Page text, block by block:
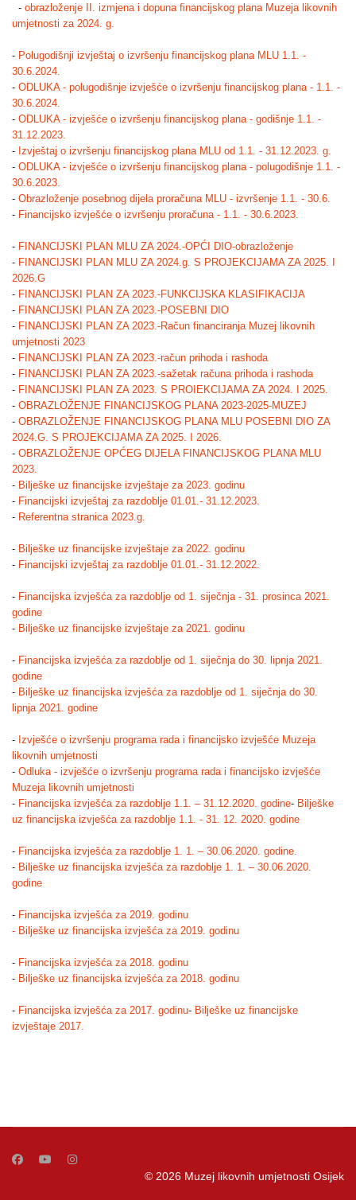
- obrazloženje II. izmjena i dopuna financijskog plana Muzeja likovnih
umjetnosti za 2024. g.
- Polugodišnji izvještaj o izvršenju financijskog plana MLU 1.1. -
30.6.2024.
- ODLUKA - polugodišnje izvješće o izvršenju financijskog plana - 1.1. -
30.6.2024.
- ODLUKA - izvješće o izvršenju financijskog plana - godišnje 1.1. -
31.12.2023.
- Izvještaj o izvršenju financijskog plana MLU od 1.1. - 31.12.2023. g.
- ODLUKA - izvješće o izvršenju financijskog plana - polugodišnje 1.1. -
30.6.2023.
- Obrazloženje posebnog dijela proračuna MLU - izvršenje 1.1. - 30.6.
- Financijsko izvješće o izvršenju proračuna - 1.1. - 30.6.2023.
- FINANCIJSKI PLAN MLU ZA 2024.-OPĆI DIO-obrazloženje
- FINANCIJSKI PLAN MLU ZA 2024.g. S PROJEKCIJAMA ZA 2025. I
2026.G
- FINANCIJSKI PLAN ZA 2023.-FUNKCIJSKA KLASIFIKACIJA
- FINANCIJSKI PLAN ZA 2023.-POSEBNI DIO
- FINANCIJSKI PLAN ZA 2023.-Račun financiranja Muzej likovnih
umjetnosti 2023
- FINANCIJSKI PLAN ZA 2023.-račun prihoda i rashoda
- FINANCIJSKI PLAN ZA 2023.-sažetak računa prihoda i rashoda
- FINANCIJSKI PLAN ZA 2023. S PROIEKCIJAMA ZA 2024. I 2025.
- OBRAZLOŽENJE FINANCIJSKOG PLANA 2023-2025-MUZEJ
- OBRAZLOŽENJE FINANCIJSKOG PLANA MLU POSEBNI DIO ZA
2024.G. S PROJEKCIJAMA ZA 2025. I 2026.
- OBRAZLOŽENJE OPĆEG DIJELA FINANCIJSKOG PLANA MLU
2023.
- Bilješke uz financijske izvještaje za 2023. godinu
- Financijski izvještaj za razdoblje 01.01.- 31.12.2023.
- Referentna stranica 2023.g.
- Bilješke uz financijske izvještaje za 2022. godinu
- Financijski izvještaj za razdoblje 01.01.- 31.12.2022.
- Financijska izvješća za razdoblje od 1. siječnja - 31. prosinca 2021.
godine
- Bilješke uz financijske izvještaje za 2021. godinu
- Financijska izvješća za razdoblje od 1. siječnja do 30. lipnja 2021.
godine
- Bilješke uz financijska izvješća za razdoblje od 1. siječnja do 30.
lipnja 2021. godine
- Izvješće o izvršenju programa rada i financijsko izvješće Muzeja
likovnih umjetnosti
- Odluka - izvješće o izvršenju programa rada i financijsko izvješće
Muzeja likovnih umjetnosti
- Financijska izvješća za razdoblje 1.1. – 31.12.2020. godine- Bilješke
uz financijska izvješća za razdoblje 1.1. - 31. 12. 2020. godine
- Financijska izvješća za razdoblje 1. 1. – 30.06.2020. godine.
- Bilješke uz financijska izvješća za razdoblje 1. 1. – 30.06.2020.
godine
- Financijska izvješća za 2019. godinu
- Bilješke uz financijska izvješća za 2019. godinu
- Financijska izvješća za 2018. godinu
- Bilješke uz financijska izvješća za 2018. godinu
- Financijska izvješća za 2017. godinu- Bilješke uz financijske
izvještaje 2017.
© 2026 Muzej likovnih umjetnosti Osijek